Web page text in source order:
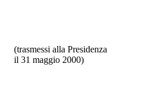
(trasmessi alla Presidenza
il 31 maggio 2000)